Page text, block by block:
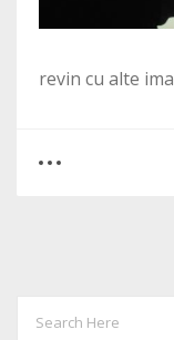
revin cu alte